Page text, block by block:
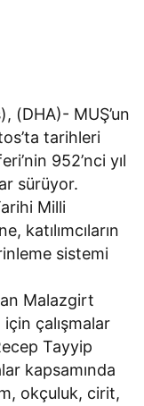
(DHA)- MUŞ’un
tarihleri
952’nci yıl
sürüyor.
Milli
katılımcıların
sistemi
Malazgirt
için çalışmalar
Tayyip
kapsamında
okçuluk, cirit,